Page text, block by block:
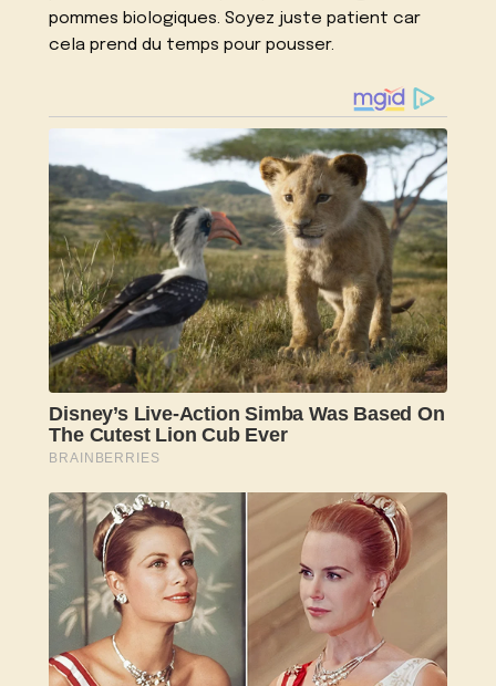
pommes biologiques. Soyez juste patient car
cela prend du temps pour pousser.